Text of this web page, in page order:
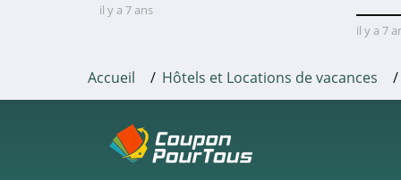
il y a 7 ans
il y a 7
Accueil Hôtels et Locations de vacances